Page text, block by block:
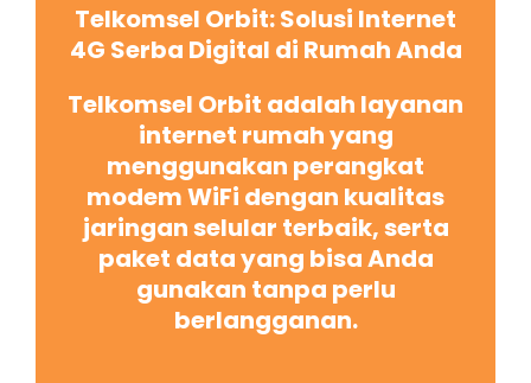
Telkomsel Orbit: Solusi Internet
4G Serba Digital di Rumah Anda
Telkomsel Orbit adalah layanan
internet rumah yang
menggunakan perangkat
modem WiFi dengan kualitas
jaringan selular terbaik, serta
paket data yang bisa Anda
gunakan tanpa perlu
berlangganan.